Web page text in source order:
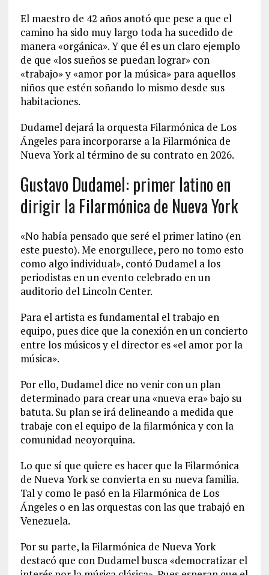
El maestro de 42 años anotó que pese a que el
camino ha sido muy largo toda ha sucedido de
manera «orgánica». Y que él es un claro ejemplo
de que «los sueños se puedan lograr» con
«trabajo» y «amor por la música» para aquellos
niños que estén soñando lo mismo desde sus
habitaciones.
Dudamel dejará la orquesta Filarmónica de Los
Ángeles para incorporarse a la Filarmónica de
Nueva York al término de su contrato en 2026.
Gustavo Dudamel: primer latino en
dirigir la Filarmónica de Nueva York
«No había pensado que seré el primer latino (en
este puesto). Me enorgullece, pero no tomo esto
como algo individual», contó Dudamel a los
periodistas en un evento celebrado en un
auditorio del Lincoln Center.
Para el artista es fundamental el trabajo en
equipo, pues dice que la conexión en un concierto
entre los músicos y el director es «el amor por la
música».
Por ello, Dudamel dice no venir con un plan
determinado para crear una «nueva era» bajo su
batuta. Su plan se irá delineando a medida que
trabaje con el equipo de la filarmónica y con la
comunidad neoyorquina.
Lo que sí que quiere es hacer que la Filarmónica
de Nueva York se convierta en su nueva familia.
Tal y como le pasó en la Filarmónica de Los
Ángeles o en las orquestas con las que trabajó en
Venezuela.
Por su parte, la Filarmónica de Nueva York
destacó que con Dudamel busca «democratizar el